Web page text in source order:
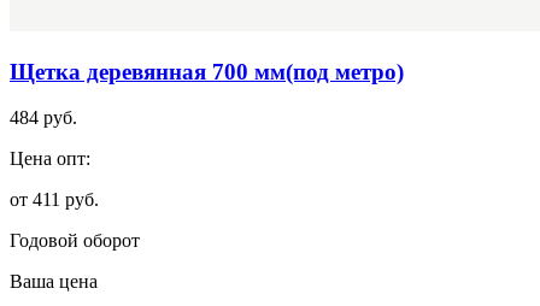
Щетка деревянная 700 мм(под метро)
484 руб.
Цена опт:
от 411 руб.
Годовой оборот
Ваша цена